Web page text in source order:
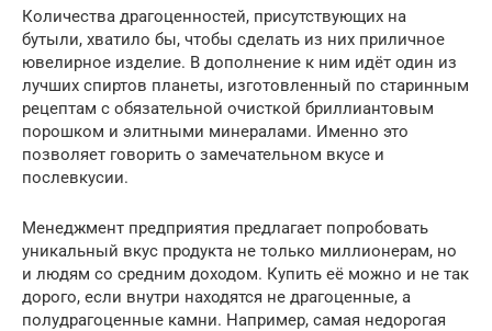
Количества драгоценностей, присутствующих на
бутыли, хватило бы, чтобы сделать из них приличное
ювелирное изделие. В дополнение к ним идёт один из
лучших спиртов планеты, изготовленный по старинным
рецептам с обязательной очисткой бриллиантовым
порошком и элитными минералами. Именно это
позволяет говорить о замечательном вкусе и
послевкусии.
Менеджмент предприятия предлагает попробовать
уникальный вкус продукта не только миллионерам, но
и людям со средним доходом. Купить её можно и не так
дорого, если внутри находятся не драгоценные, а
полудрагоценные камни. Например, самая недорогая